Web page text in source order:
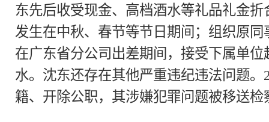
东先后收受现金、高档酒水等礼品礼金
发生在中秋、春节等节日期间；组织原
在广东省分公司出差期间，接受下属单
水。沈东还存在其他严重违纪违法问题。
籍、开除公职，其涉嫌犯罪问题被移送